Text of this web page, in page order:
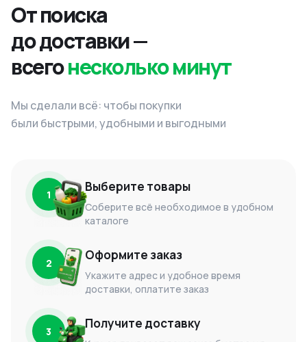
От поиска
до доставки —
всегонесколько минут
Мы сделали всё: чтобы покупки
были быстрыми, удобными и выгодными
1 Выберите товары
Соберите всё необходимое в удобном
каталоге
2 Оформите заказ
Укажите адрес и удобное время
доставки, оплатите заказ
3 Получите доставку